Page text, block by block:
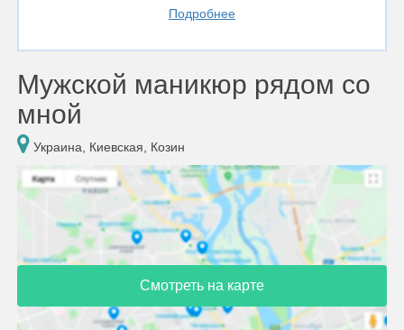
Подробнее
Мужской маникюр рядом со
мной
Украина, Киевская, Козин
Смотреть на карте